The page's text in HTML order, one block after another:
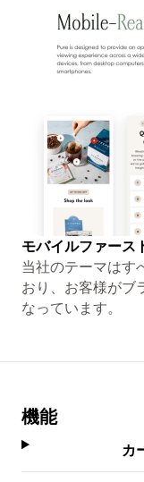
モバイルファース
当社のテーマはす
おり、お客様がブ
なっています。
機能
カ